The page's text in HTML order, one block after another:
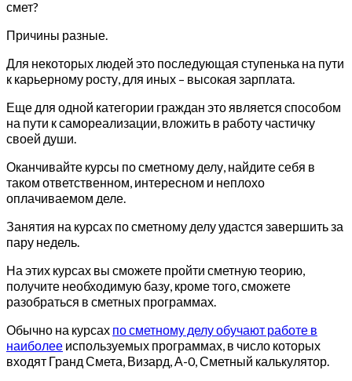
смет?
Причины разные.
Для некоторых людей это последующая ступенька на пути
к карьерному росту, для иных – высокая зарплата.
Еще для одной категории граждан это является способом
на пути к самореализации, вложить в работу частичку
своей души.
Оканчивайте курсы по сметному делу, найдите себя в
таком ответственном, интересном и неплохо
оплачиваемом деле.
Занятия на курсах по сметному делу удастся завершить за
пару недель.
На этих курсах вы сможете пройти сметную теорию,
получите необходимую базу, кроме того, сможете
разобраться в сметных программах.
Обычно на курсах по сметному делу обучают работе в
наиболее используемых программах, в число которых
входят Гранд Смета, Визард, А-0, Сметный калькулятор.